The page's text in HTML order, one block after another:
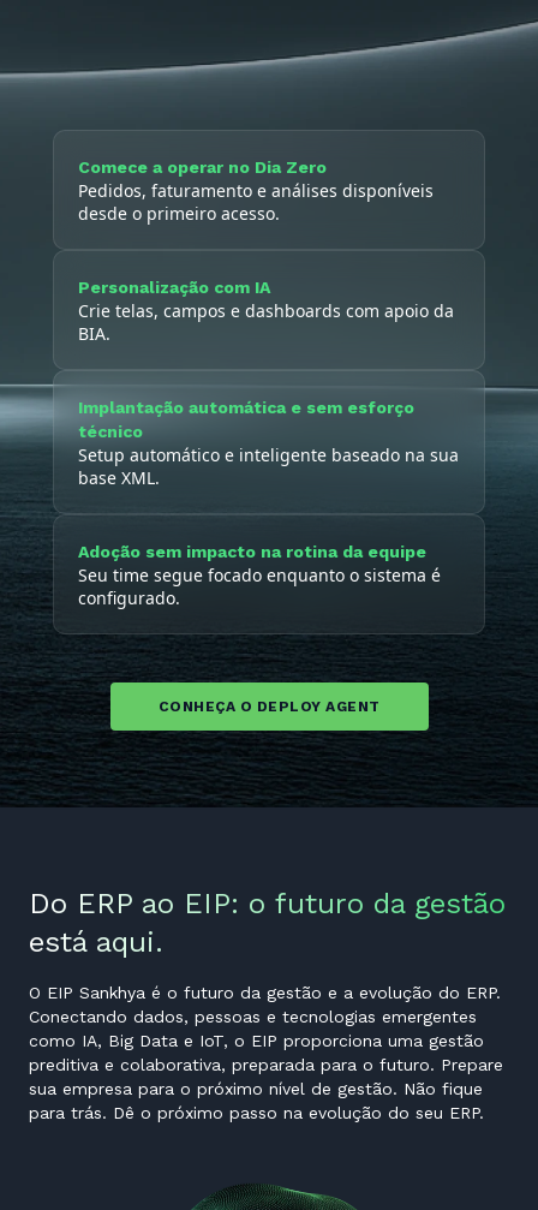
Comece a operar no Dia Zero
Pedidos, faturamento e análises disponíveis
desde o primeiro acesso.
Personalização com IA
Crie telas, campos e dashboards com apoio da
BIA.
Implantação automática e sem esforço
técnico
Setup automático e inteligente baseado na sua
base XML.
Adoção sem impacto na rotina da equipe
Seu time segue focado enquanto o sistema é
configurado.
CONHEÇA O DEPLOY AGENT
Do ERP ao EIP: o futuro da gestão
está aqui.
O EIP Sankhya é o futuro da gestão e a evolução do ERP.
Conectando dados, pessoas e tecnologias emergentes
como IA, Big Data e IoT, o EIP proporciona uma gestão
preditiva e colaborativa, preparada para o futuro. Prepare
sua empresa para o próximo nível de gestão. Não fique
para trás. Dê o próximo passo na evolução do seu ERP.